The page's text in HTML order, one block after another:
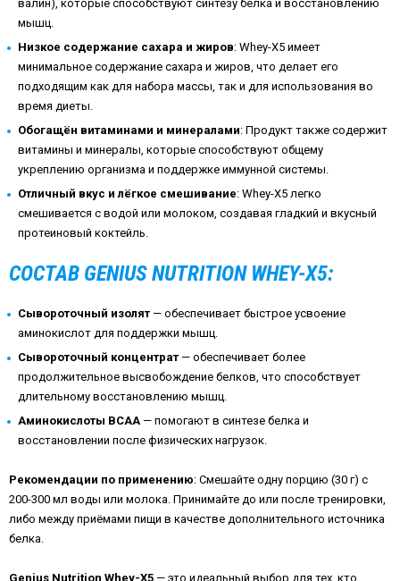
валин), которые способствуют синтезу белка и восстановлению
мышц.
Низкое содержание сахара и жиров: Whey-X5 имеет
минимальное содержание сахара и жиров, что делает его
подходящим как для набора массы, так и для использования во
время диеты.
Обогащён витаминами и минералами: Продукт также содержит
витамины и минералы, которые способствуют общему
укреплению организма и поддержке иммунной системы.
Отличный вкус и лёгкое смешивание: Whey-X5 легко
смешивается с водой или молоком, создавая гладкий и вкусный
протеиновый коктейль.
СОСТАВ GENIUS NUTRITION WHEY-X5:
Сывороточный изолят — обеспечивает быстрое усвоение
аминокислот для поддержки мышц.
Сывороточный концентрат — обеспечивает более
продолжительное высвобождение белков, что способствует
длительному восстановлению мышц.
Аминокислоты BCAA — помогают в синтезе белка и
восстановлении после физических нагрузок.
Рекомендации по применению: Смешайте одну порцию (30 г) с
200-300 мл воды или молока. Принимайте до или после тренировки,
либо между приёмами пищи в качестве дополнительного источника
белка.
Genius Nutrition Whey-X5 — это идеальный выбор для тех, кто